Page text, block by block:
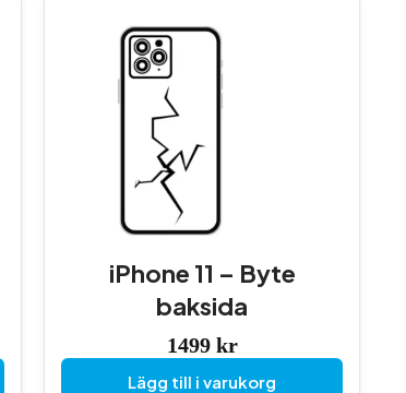
iPhone 11 – Byte
baksida
1499 kr
Lägg till i varukorg